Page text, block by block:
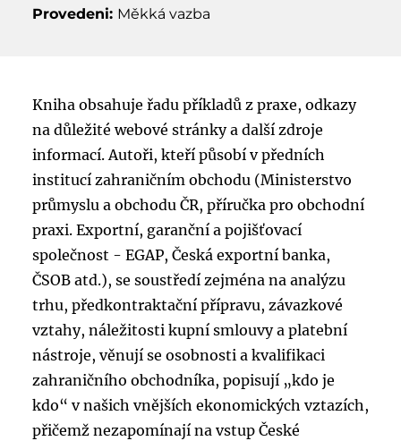
Provedeni: Měkká vazba
Kniha obsahuje řadu příkladů z praxe, odkazy
na důležité webové stránky a další zdroje
informací. Autoři, kteří působí v předních
institucí zahraničním obchodu (Ministerstvo
průmyslu a obchodu ČR, příručka pro obchodní
praxi. Exportní, garanční a pojišťovací
společnost - EGAP, Česká exportní banka,
ČSOB atd.), se soustředí zejména na analýzu
trhu, předkontraktační přípravu, závazkové
vztahy, náležitosti kupní smlouvy a platební
nástroje, věnují se osobnosti a kvalifikaci
zahraničního obchodníka, popisují „kdo je
kdo“ v našich vnějších ekonomických vztazích,
přičemž nezapomínají na vstup České